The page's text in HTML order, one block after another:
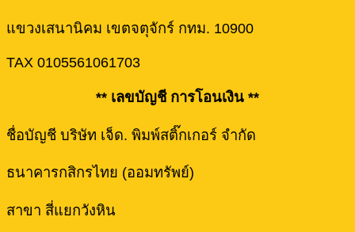
แขวงเสนานิคม เขตจตุจักร์ กทม. 10900
TAX 0105561061703
** เลขบัญชี การโอนเงิน **
ชื่อบัญชี บริษัท เจ็ด. พิมพ์สติ๊กเกอร์ จำกัด
ธนาคารกสิกรไทย (ออมทรัพย์)
สาขา สี่แยกวังหิน